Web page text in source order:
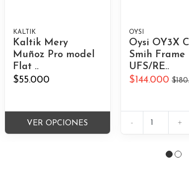
KALTIK
Kaltik Mery
Muñoz Pro model
Flat ..
$55.000
VER OPCIONES
OYSI
Oysi OY3X
Smih Frame
UFS/RE..
$144.000
- +